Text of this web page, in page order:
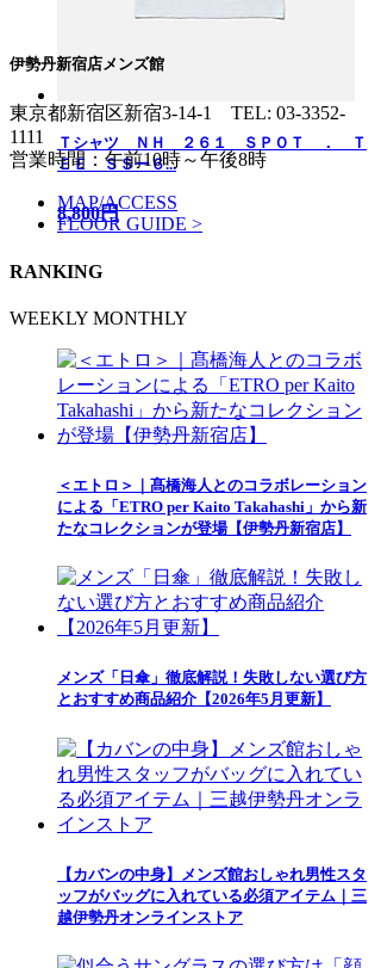
Ｔシャツ ＮＨ ２６１ ＳＰＯＴ ． Ｔ
ＥＥ ＳＳー６...
8,800円
伊勢丹新宿店メンズ館
東京都新宿区新宿3-14-1 TEL: 03-3352-
1111
営業時間：午前10時～午後8時
MAP/ACCESS
FLOOR GUIDE >
RANKING
WEEKLY MONTHLY
＜エトロ＞｜髙橋海人とのコラボレーション
による「ETRO per Kaito Takahashi」から新
たなコレクションが登場【伊勢丹新宿店】
メンズ「日傘」徹底解説！失敗しない選び方
とおすすめ商品紹介【2026年5月更新】
【カバンの中身】メンズ館おしゃれ男性スタ
ッフがバッグに入れている必須アイテム｜三
越伊勢丹オンラインストア